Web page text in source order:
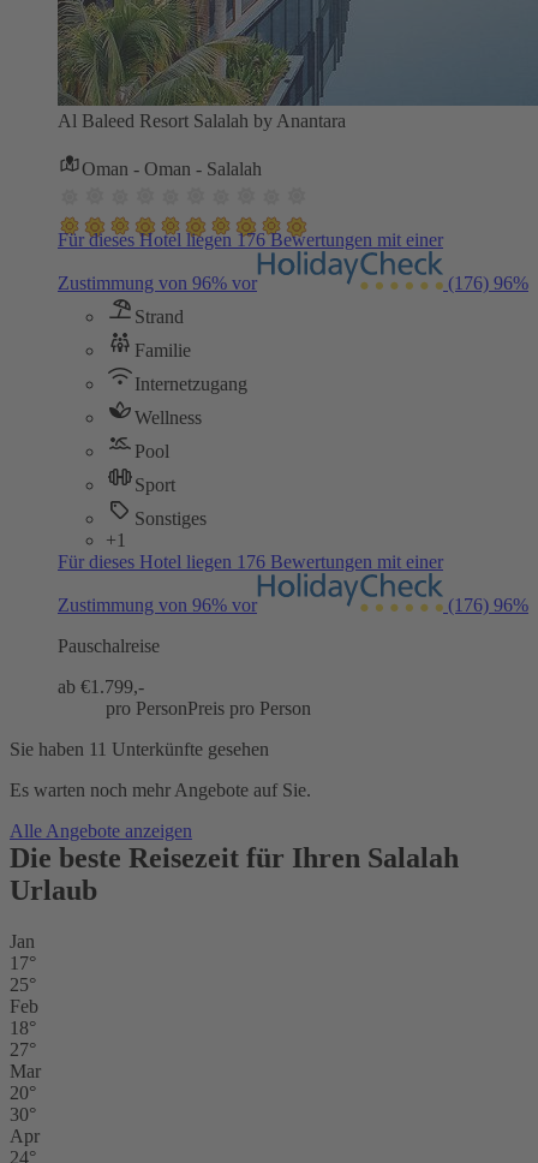
Al Baleed Resort Salalah by Anantara
Oman - Oman - Salalah
Für dieses Hotel liegen 176 Bewertungen mit einer
Zustimmung von 96% vor (176) 96%
Strand
Familie
Internetzugang
Wellness
Pool
Sport
Sonstiges
+1
Für dieses Hotel liegen 176 Bewertungen mit einer
Zustimmung von 96% vor (176) 96%
Pauschalreise
ab €1.799,-
pro PersonPreis pro Person
Sie haben 11 Unterkünfte gesehen
Es warten noch mehr Angebote auf Sie.
Alle Angebote anzeigen
Die beste Reisezeit für Ihren Salalah
Urlaub
Jan
17°
25°
Feb
18°
27°
Mar
20°
30°
Apr
24°